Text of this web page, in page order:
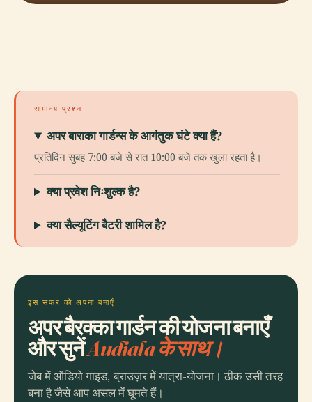
सामान्य प्रश्न
अपर बाराका गार्डन्स के आगंतुक घंटे क्या हैं?
प्रतिदिन सुबह 7:00 बजे से रात 10:00 बजे तक खुला रहता है।
क्या प्रवेश निःशुल्क है?
क्या सैल्यूटिंग बैटरी शामिल है?
इस सफर को अपना बनाएँ
अपर बैरक्का गार्डन की योजना बनाएँ
और सुनेंAudiala के साथ।
जेब में ऑडियो गाइड, ब्राउज़र में यात्रा-योजना। ठीक उसी तरह
बना है जैसे आप असल में घूमते हैं।